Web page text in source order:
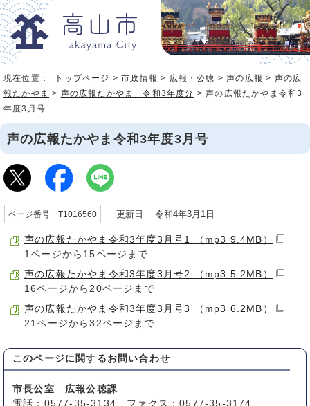
現在位置： トップページ >市政情報 > 広報・公聴 >声の広報 > 声の広
報たかやま > 声の広報たかやま 令和3年度分 > 声の広報たかやま令和3
年度3月号
声の広報たかやま令和3年度3月号
ページ番号 T1016560 更新日 令和4年3月1日
声の広報たかやま令和3年度3月号1 （mp3 9.4MB）
1ページから15ページまで
声の広報たかやま令和3年度3月号2 （mp3 5.2MB）
16ページから20ページまで
声の広報たかやま令和3年度3月号3 （mp3 6.2MB）
21ページから32ページまで
このページに関する お問い合わせ
市長公室 広報公聴課
電話：0577-35-3134 ファクス：0577-35-3174